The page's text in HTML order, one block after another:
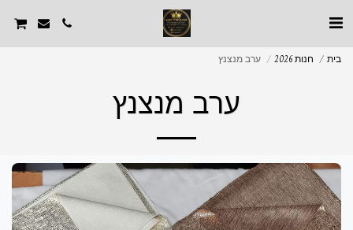
בית חנות 2026 ערב מנצנץ
ערב מנצנץ